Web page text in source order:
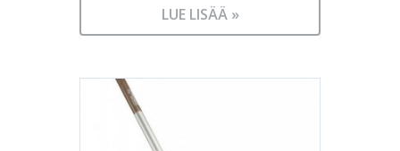
LUE LISÄÄ »